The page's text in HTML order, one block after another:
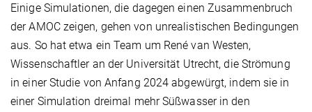
Einige Simulationen, die dagegen einen Zusammenbruch
der AMOC zeigen, gehen von unrealistischen Bedingungen
aus. So hat etwa ein Team um René van Westen,
Wissenschaftler an der Universität Utrecht, die Strömung
in einer Studie von Anfang 2024 abgewürgt, indem sie in
einer Simulation dreimal mehr Süßwasser in den